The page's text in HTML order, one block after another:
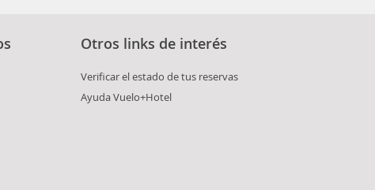
Otros links de interés
Verificar el estado de tus reservas
Ayuda Vuelo+Hotel